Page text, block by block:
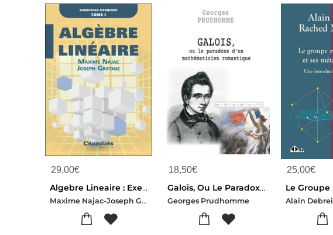
29,00€
Algebre Lineaire : Exercices Corriges Tome 1
Maxime Najac-Joseph Grifone
18,50€
Galois, Ou Le Paradoxe D'un Mathematicien Romantique
Georges Prudhomme
25,00€